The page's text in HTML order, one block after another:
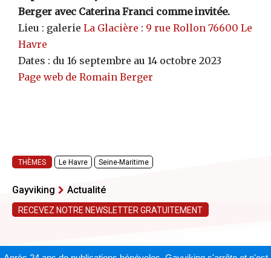
Berger avec Caterina Franci comme invitée.
Lieu : galerie La Glacière : 9 rue Rollon 76600 Le
Havre
Dates : du 16 septembre au 14 octobre 2023
Page web de Romain Berger
THÈMES Le Havre Seine-Maritime
Gayviking Actualité
RECEVEZ NOTRE NEWSLETTER GRATUITEMENT